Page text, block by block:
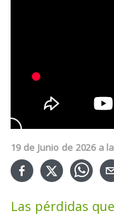
19 de Junio de 2026 a
Las pérdidas